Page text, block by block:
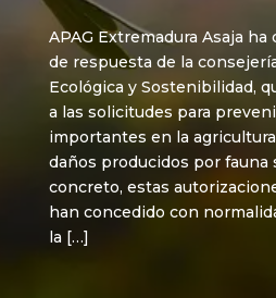
APAG Extremadura Asaja
de respuesta de la
Ecológica y Sostenibilidad,
a las solicitudes para
importantes en la
daños producidos por fauna
concreto, estas
han concedido con
la […]